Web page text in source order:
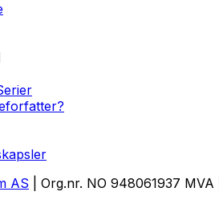
AS | Org.nr. NO 948061937 MVA |